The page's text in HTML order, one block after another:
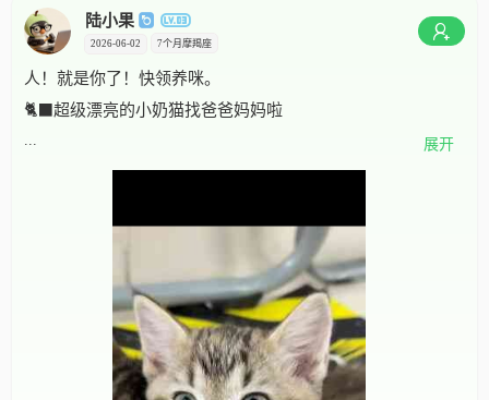
陆小果
2026-06-02 7个月摩羯座
人！就是你了！快领养咪。
🐈‍⬛超级漂亮的小奶猫找爸爸妈妈啦
小白（中长毛妹妹）小黑（弟弟）小彩（妹妹），刚满2月，
领养要求国际惯例（科学喂养，封窗，有病就医等），坐标
... 展开